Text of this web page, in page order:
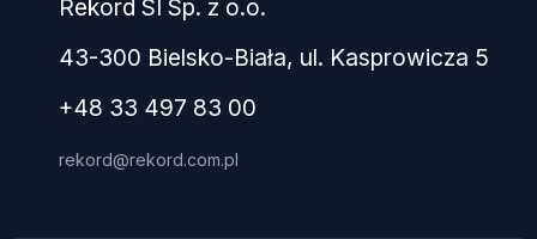
Rekord SI Sp. z o.o.
43-300 Bielsko-Biała, ul. Kasprowicza 5
+48 33 497 83 00
rekord@rekord.com.pl